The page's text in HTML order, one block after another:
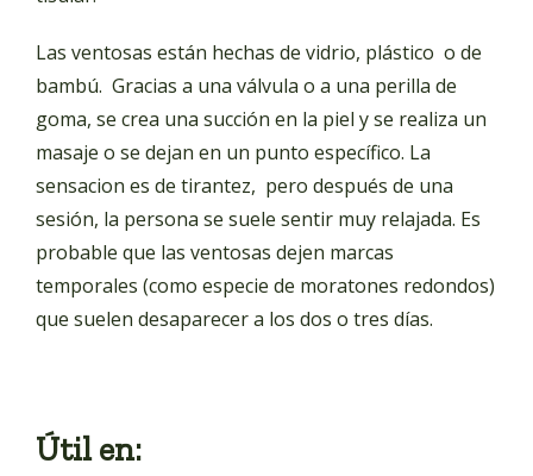
Las ventosas están hechas de vidrio, plástico o de
bambú. Gracias a una válvula o a una perilla de
goma, se crea una succión en la piel y se realiza un
masaje o se dejan en un punto específico. La
sensacion es de tirantez, pero después de una
sesión, la persona se suele sentir muy relajada. Es
probable que las ventosas dejen marcas
temporales (como especie de moratones redondos)
que suelen desaparecer a los dos o tres días.
Útil en: